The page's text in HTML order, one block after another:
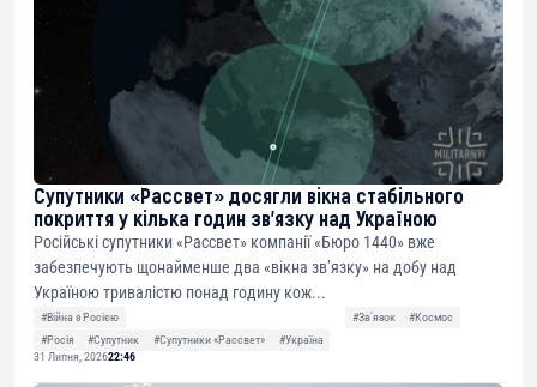
Супутники «Рассвет» досягли вікна стабільного
покриття у кілька годин зв’язку над Україною
Російські супутники «Рассвет» компанії «Бюро 1440» вже
забезпечують щонайменше два «вікна зв’язку» на добу над
Україною тривалістю понад годину кож...
#Війна з Росією #Звʼязок
#Космос
#Росія
#Супутник #Супутники «Рассвет»
#Україна
31 Липня, 202622:46